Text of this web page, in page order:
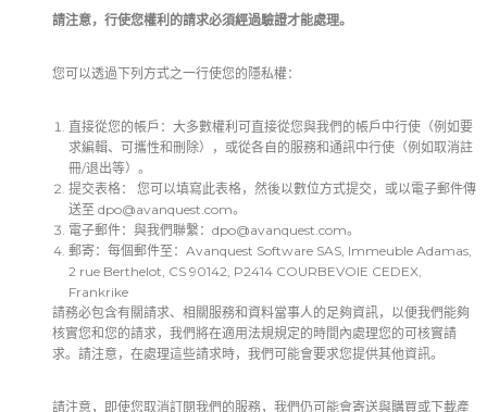
請注意，行使您權利的請求必須經過驗證才能處理。
您可以透過下列方式之一行使您的隱私權：
直接從您的帳戶：大多數權利可直接從您與我們的帳戶中行使（例如要
求編輯、可攜性和刪除），或從各自的服務和通訊中行使（例如取消註
冊/退出等）。
提交表格： 您可以填寫此表格，然後以數位方式提交，或以電子郵件傳
送至 dpo@avanquest.com。
電子郵件：與我們聯繫： dpo@avanquest.com。
郵寄：每個郵件至：Avanquest Software SAS, Immeuble Adamas,
2 rue Berthelot, CS 90142, P2414 COURBEVOIE CEDEX,
Frankrike
請務必包含有關請求、相關服務和資料當事人的足夠資訊，以便我們能夠
核實您和您的請求，我們將在適用法規規定的時間內處理您的可核實請
求。請注意，在處理這些請求時，我們可能會要求您提供其他資訊。
請注意，即使您取消訂閱我們的服務，我們仍可能會寄送與購買或下載產